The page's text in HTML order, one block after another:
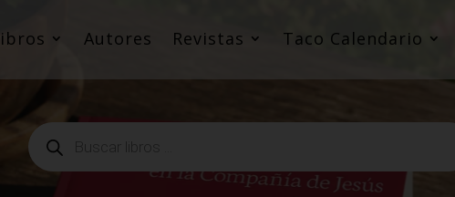
Autores Revistas Taco Calendario
Búsqueda
de
productos